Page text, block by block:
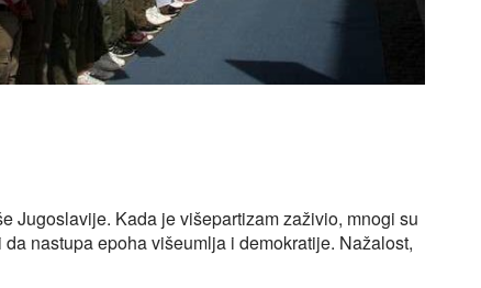
Jugoslavije. Kada je višepartizam zaživio, mnogi su
nastupa epoha višeumlja i demokratije. Nažalost,